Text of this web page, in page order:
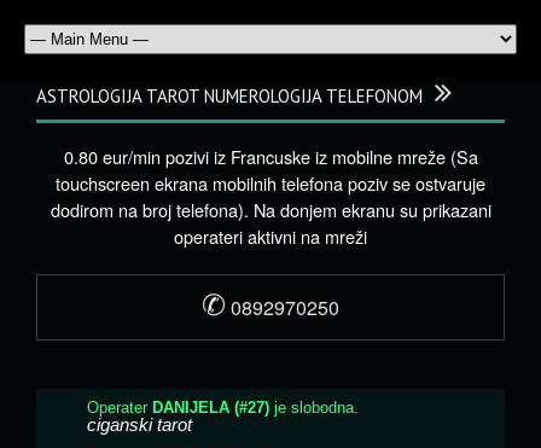
ASTROLOGIJA TAROT NUMEROLOGIJA TELEFONOM
0.80 eur/min pozivi iz Francuske iz mobilne mreže (Sa
touchscreen ekrana mobilnih telefona poziv se ostvaruje
dodirom na broj telefona). Na donjem ekranu su prikazani
operateri aktivni na mreži
✆ 0892970250